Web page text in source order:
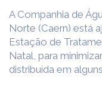
A Companhia de
Norte (Caern) está
Estação de
Natal, para
distribuída em